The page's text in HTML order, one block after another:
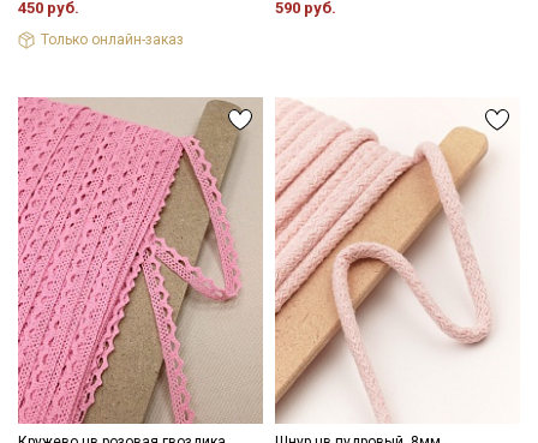
450 руб.
Только онлайн-заказ
590 руб.
Подписаться
Ознакомлен(а) сПолитикой обработки персональных
данныхи даюСогласие на обработку персональных
данных
ДаюСогласие на получение рекламных и
информационных рассылок